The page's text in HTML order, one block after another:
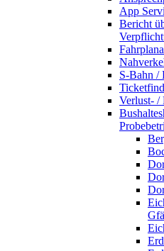
App
Bericht
S-Bahn /
Verlust- /